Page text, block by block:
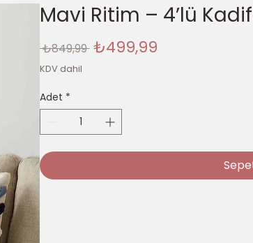
Mavi Ritim – 4’lü
₺849,99 Normal
₺499,99İndirimli
KDV dahil
Adet *